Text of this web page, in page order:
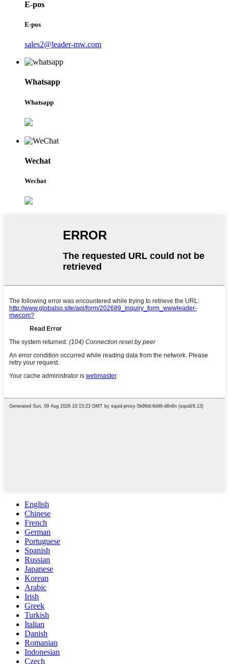
E-pos
E-pos
sales2@leader-mw.com
Whatsapp
Whatsapp
Wechat
Wechat
English
Chinese
French
German
Portuguese
Spanish
Russian
Japanese
Korean
Arabic
Irish
Greek
Turkish
Italian
Danish
Romanian
Indonesian
Czech